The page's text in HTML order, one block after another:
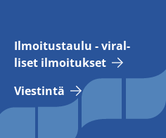
Il­moi­tus­tau­lu - vi­ral­
li­set il­moi­tuk­set
Vies­tin­tä